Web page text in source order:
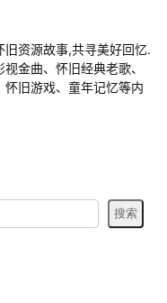
资源故事,共寻美好回忆.
金曲、怀旧经典老歌、
旧游戏、童年记忆等内